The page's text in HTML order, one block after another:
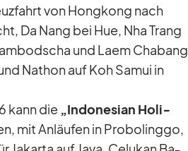
von Hong­kong nach
Da Nang bei Hue, Nha Trang
und Laem Cha­bang
Na­thon auf Koh Sa­mui in
kann die „In­do­ne­sian Ho­li­
mit An­läu­fen in Pro­bol­inggo,